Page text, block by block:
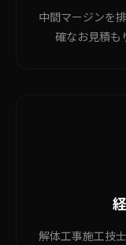
中間マージンを
確なお見積も
解体工事施工技